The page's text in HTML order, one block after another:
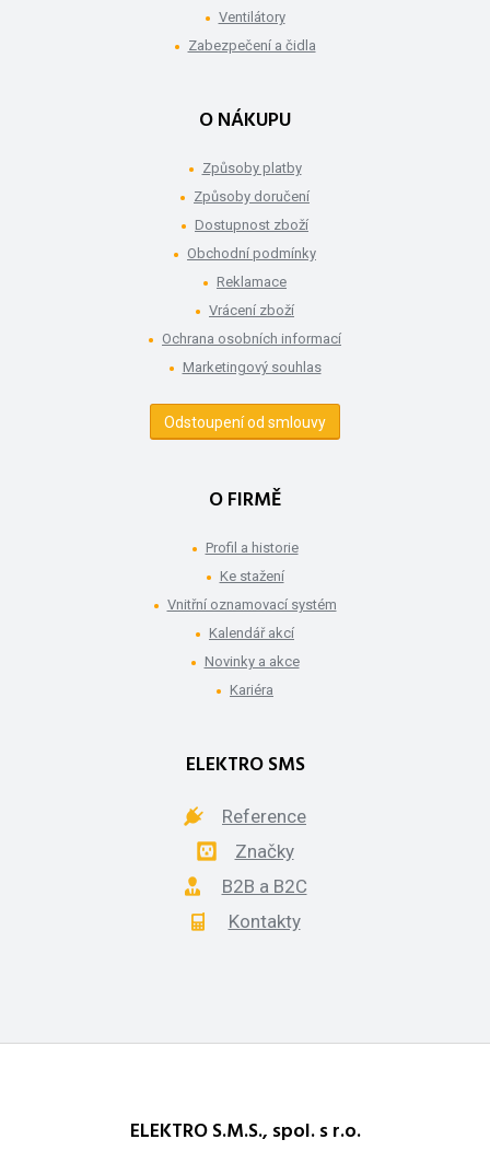
Ventilátory
Zabezpečení a čidla
O NÁKUPU
Způsoby platby
Způsoby doručení
Dostupnost zboží
Obchodní podmínky
Reklamace
Vrácení zboží
Ochrana osobních informací
Marketingový souhlas
Odstoupení od smlouvy
O FIRMĚ
Profil a historie
Ke stažení
Vnitřní oznamovací systém
Kalendář akcí
Novinky a akce
Kariéra
ELEKTRO SMS
Reference
Značky
B2B a B2C
Kontakty
ELEKTRO S.M.S., spol. s r.o.